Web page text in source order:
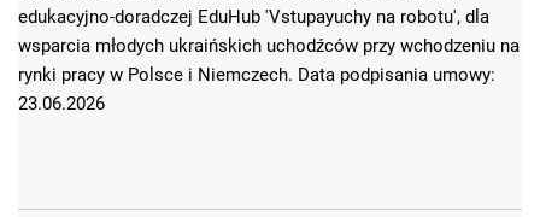
edukacyjno-doradczej EduHub 'Vstupayuchy na robotu', dla
wsparcia młodych ukraińskich uchodźców przy wchodzeniu na
rynki pracy w Polsce i Niemczech. Data podpisania umowy:
23.06.2026